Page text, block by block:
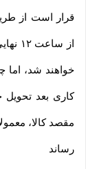
قرار است از
از
خواهند شد، اما
کاری بعد
رساند